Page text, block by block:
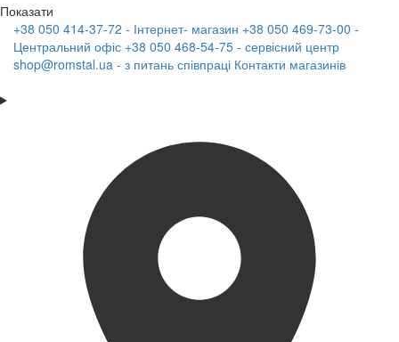
Показати
+38 050 414-37-72 - Інтернет- магазин +38 050 469-73-00 -
Центральний офіс +38 050 468-54-75 - сервісний центр
shop@romstal.ua - з питань співпраці Контакти магазинів